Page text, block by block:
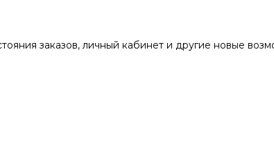
заказов, личный кабинет и другие новые